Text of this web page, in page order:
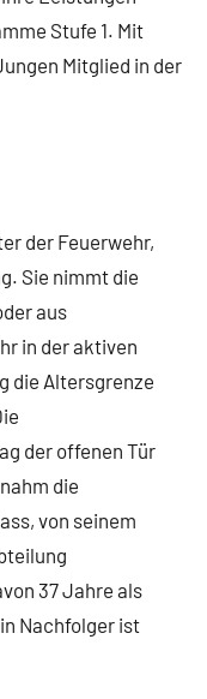
Stufe 1. Mit
Mitglied in der
der Feuerwehr,
Sie nimmt die
aus
in der aktiven
die Altersgrenze
der offenen Tür
die
von seinem
37 Jahre als
Nachfolger ist